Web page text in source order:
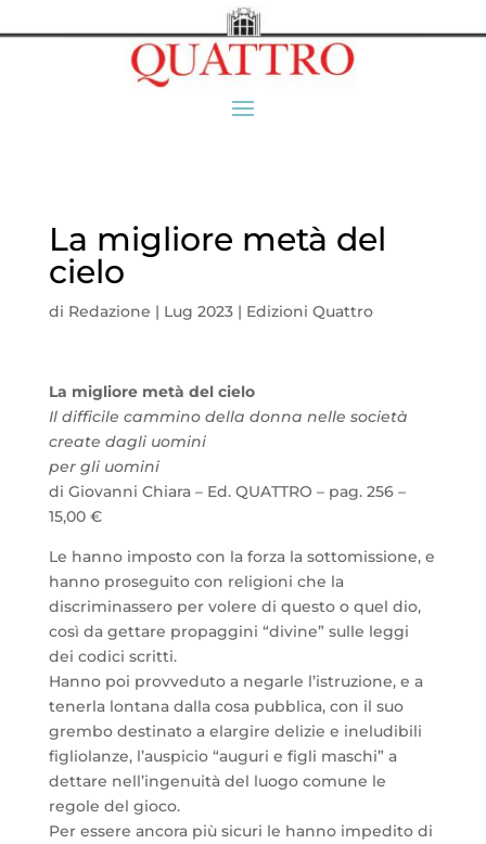
La migliore metà del
cielo
di Redazione | Lug 2023| Edizioni Quattro
La migliore metà del cielo
Il difficile cammino della donna nelle società
create dagli uomini
per gli uomini
di Giovanni Chiara – Ed. QUATTRO – pag. 256 –
15,00 €
Le hanno imposto con la forza la sottomissione, e
hanno proseguito con religioni che la
discriminassero per volere di questo o quel dio,
così da gettare propaggini “divine” sulle leggi
dei codici scritti.
Hanno poi provveduto a negarle l’istruzione, e a
tenerla lontana dalla cosa pubblica, con il suo
grembo destinato a elargire delizie e ineludibili
figliolanze, l’auspicio “auguri e figli maschi” a
dettare nell’ingenuità del luogo comune le
regole del gioco.
Per essere ancora più sicuri le hanno impedito di